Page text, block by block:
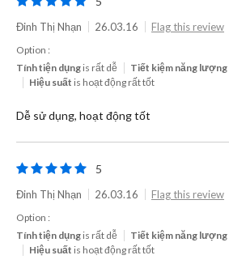
Đinh Thị Nhạn 26.03.16 Flag this review
Option :
Tính tiện dụng is rất dễ Tiết kiệm năng lượng
Hiệu suất is hoạt động rất tốt
Dễ sử dụng, hoạt động tốt
5
Đinh Thị Nhạn 26.03.16 Flag this review
Option :
Tính tiện dụng is rất dễ Tiết kiệm năng lượng
Hiệu suất is hoạt động rất tốt